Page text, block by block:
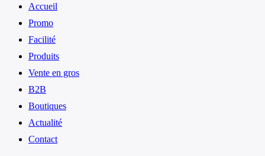
Accueil
Promo
Facilité
Produits
Vente en gros
B2B
Boutiques
Actualité
Contact